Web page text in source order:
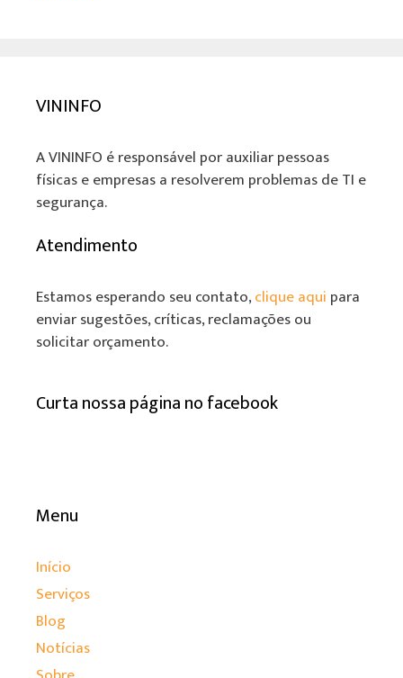
VININFO
A VININFO é responsável por auxiliar pessoas
físicas e empresas a resolverem problemas de TI e
segurança.
Atendimento
Estamos esperando seu contato,clique aqui para
enviar sugestões, críticas, reclamações ou
solicitar orçamento.
Curta nossa página no facebook
Menu
Início
Serviços
Blog
Notícias